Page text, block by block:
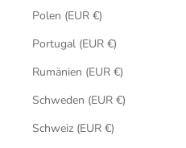
Polen (EUR €)
Portugal (EUR €)
Rumänien (EUR €)
Schweden (EUR €)
Schweiz (EUR €)